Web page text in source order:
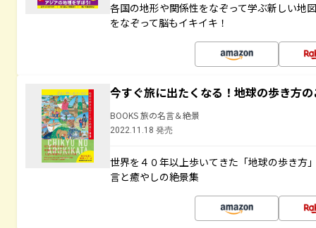
各国の地形や関係性をなぞって学ぶ新しい地
をなぞって脳もイキイキ！
今すぐ旅に出たくなる！地球の歩き方
BOOKS 旅の名言＆絶景
2022.11.18 発売
世界を４０年以上歩いてきた「地球の歩き方
言と癒やしの絶景集